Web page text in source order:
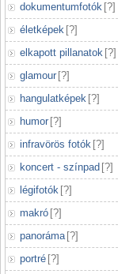
dokumentumfotók [?]
életképek [?]
elkapott pillanatok [?]
glamour [?]
hangulatképek [?]
humor [?]
infravörös fotók [?]
koncert - színpad [?]
légifotók [?]
makró [?]
panoráma [?]
portré [?]